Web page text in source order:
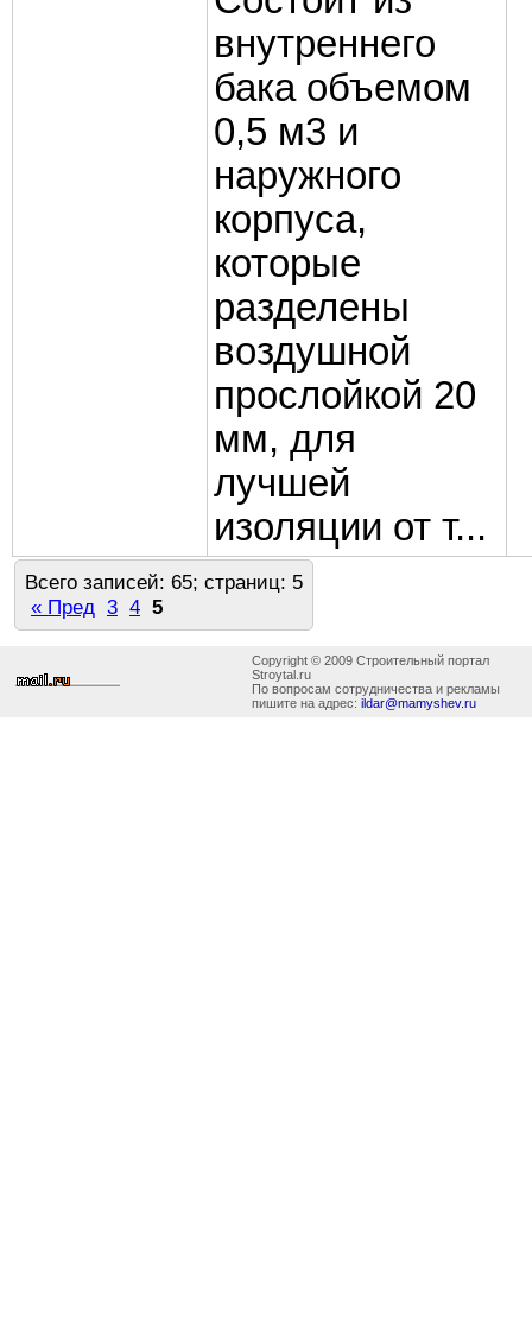
внутреннего
бака объемом
0,5 м3 и
наружного
корпуса,
которые
разделены
воздушной
прослойкой 20
мм, для
лучшей
изоляции от т...
Всего записей: 65; страниц: 5
« Пред 3 4 5
Copyright © 2009 Строительный портал
Stroytal.ru
По вопросам сотрудничества и рекламы
пишите на адрес: ildar@mamyshev.ru